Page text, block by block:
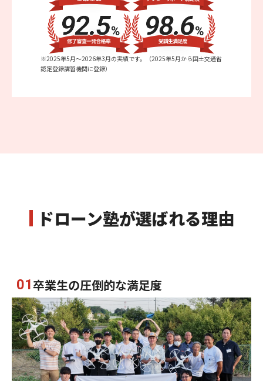
※2025年5月〜2026年3月の実績です。（2025年5月から国土交通省
認定登録講習機関に登録）
ドローン塾が選ばれる理由
01卒業生の圧倒的な満足度